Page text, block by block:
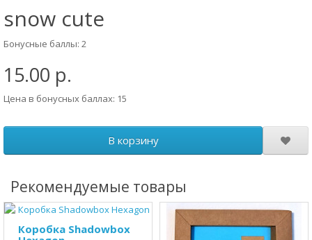
snow cute
Бонусные баллы: 2
15.00 р.
Цена в бонусных баллах: 15
В корзину
Рекомендуемые товары
Коробка Shadowbox